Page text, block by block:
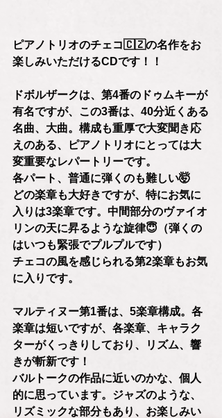
ピアノトリオのチェコ🇨🇿の名作をお
楽しみいただけるCDです！！
ドボルザークは、第4番のドゥムキーが
有名ですが、この3番は、40分近くある
名曲、大曲。構成も重厚で大変聞き応
えのある、ピアノトリオにとっては大
変重要なレパートリーです。
各パート、普通に弾くのも難しい🤯
どの楽章も大好きですが、特にお気に
入りは3楽章です。中間部分のヴァイオ
リンの天に昇るような旋律😇（弾くの
はいつも緊張でプルプルです）
チェコの風を感じられる第2楽章もお気
に入りです。
マルティヌー第1番は、5楽章構成。各
楽章は短いですが、各楽章、キャラク
ターがくっきりしており、リズム、響
きが斬新です！
バルトークの作品に近いのかな、個人
的に思っています。ジャズのような、
リズミックな部分もあり、お楽しみい